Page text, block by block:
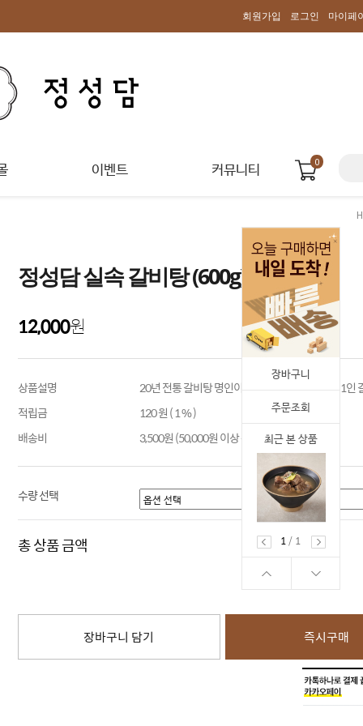
회원가입 로그인 마이페
이벤트 커뮤니티 0
장바구니
주문조회
최근 본 상품
1
/ 1
정성담 실속 갈비탕 (600g)
12,000원
상품설명
20년 전통 갈비탕 명인이 만든 한끼 딱 먹기 좋은 1인
적립금
120 원 ( 1 % )
배송비
3,500원 (50,000원 이상 구매 시 무료배송)
수량 선택
총 상품 금액
장바구니 담기 즉시구매